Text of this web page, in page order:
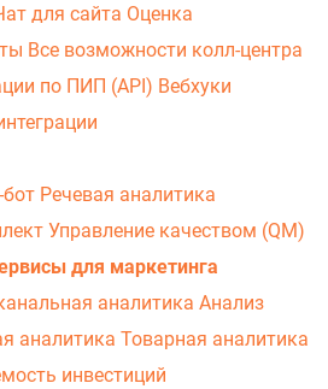
для сайта Оценка
Все возможности колл-центра
по ПИП (API) Вебхуки
Речевая аналитика
Управление качеством (QM)
для маркетинга
аналитика Анализ
аналитика Товарная аналитика
инвестиций